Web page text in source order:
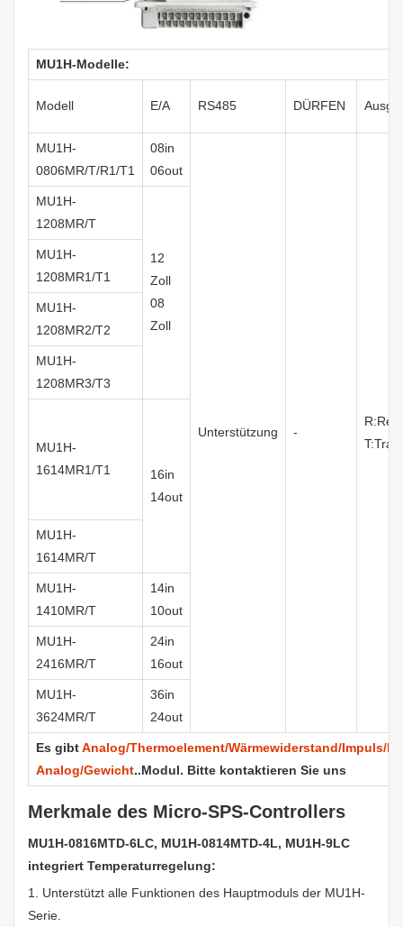
MU1H-Modelle:
Modell E/A RS485 DÜRFEN
MU1H-
0806MR/T/R1/T1
08in
06out
Unterstützung -
MU1H-
1208MR/T
12
Zoll
08
Zoll
MU1H-
1208MR1/T1
MU1H-
1208MR2/T2
MU1H-
1208MR3/T3
MU1H-
1614MR1/T1
16in
14out
MU1H-
1614MR/T
MU1H-
1410MR/T
14in
10out
MU1H-
2416MR/T
24in
16out
MU1H-
3624MR/T
36in
24out
Es gibtAnalog/Thermoelement/Wärmewiderstand/Impuls/
Analog/Gewicht..Modul. Bitte kontaktieren Sie uns
Merkmale des Micro-SPS-Controllers
MU1H-0816MTD-6LC, MU1H-0814MTD-4L, MU1H-9LC
integriert Temperaturregelung:
1. Unterstützt alle Funktionen des Hauptmoduls der MU1H-
Serie.